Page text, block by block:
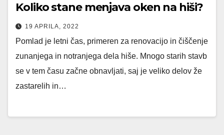
Koliko stane menjava oken na hiši?
19 APRILA, 2022
Pomlad je letni čas, primeren za renovacijo in čiščenje
zunanjega in notranjega dela hiše. Mnogo starih stavb
se v tem času začne obnavljati, saj je veliko delov že
zastarelih in…